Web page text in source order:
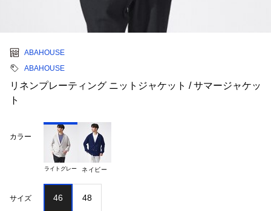
ABAHOUSE
ABAHOUSE
リネンプレーティング ニットジャケット / サマージャケッ
ト
カラー
ライトグレー ネイビー
サイズ 46 48